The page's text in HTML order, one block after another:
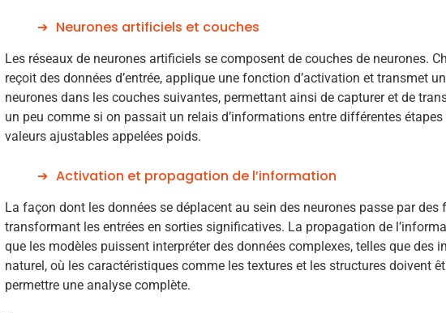
Neurones artificiels et couches
Les réseaux de neurones artificiels se composent de couches de neurones.
reçoit des données d’entrée, applique une fonction d’activation et transmet
neurones dans les couches suivantes, permettant ainsi de capturer et de
un peu comme si on passait un relais d’informations entre différentes
valeurs ajustables appelées poids.
Activation et propagation de l’information
La façon dont les données se déplacent au sein des neurones passe par des
transformant les entrées en sorties significatives. La propagation de
que les modèles puissent interpréter des données complexes, telles que des
naturel, où les caractéristiques comme les textures et les structures doivent
permettre une analyse complète.